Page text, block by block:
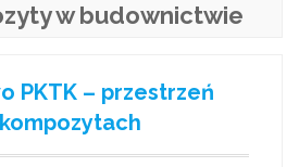
w budownictwie
PKTK – przestrzeń